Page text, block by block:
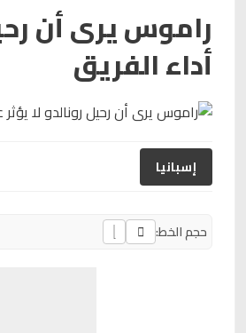
راموس يرى أن
أداء الفريق
إسبانيا
حجم الخط: